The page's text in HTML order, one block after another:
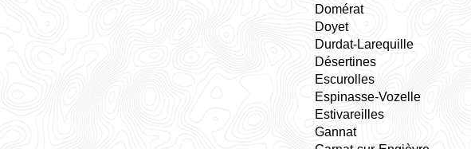
Domérat
Doyet
Durdat-Larequille
Désertines
Escurolles
Espinasse-Vozelle
Estivareilles
Gannat